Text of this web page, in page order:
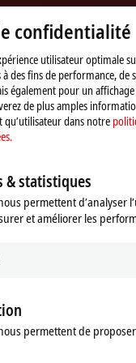
basis (device change)
« Accepter », nous
de confidentialité tout
de Vimeo. Veuillez vous
confidentialité des
confidentialité
utilisateur optimale
des fins de performance, de
également pour un
de plus amples
dans notre
& statistiques
permettent d’analyser
et améliorer les
permettent de